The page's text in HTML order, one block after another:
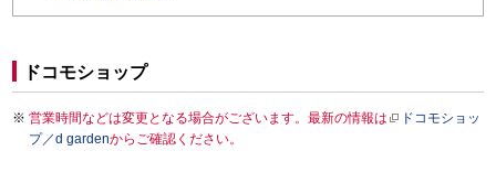
ドコモショップ
営業時間などは変更となる場合がございます。最新の情報は
ドコモショッ
プ／d gardenからご確認ください。